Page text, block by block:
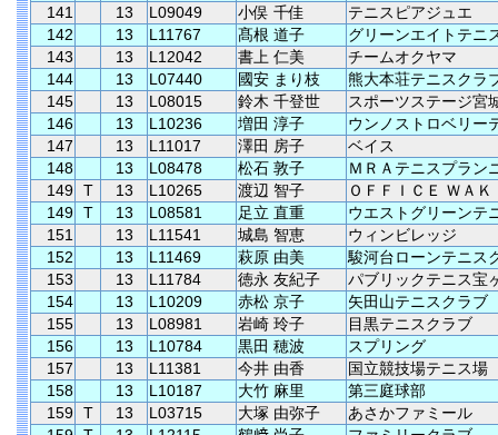
141
13 L09049 小俣 千佳
テニスピアジュエ
142
13 L11767 髙根 道子
グリーンエイトテニ
143
13 L12042 書上 仁美
チームオクヤマ
144
13 L07440 國安 まり枝
熊大本荘テニスクラ
145
13 L08015 鈴木 千登世
スポーツステージ宮
146
13 L10236 増田 淳子
ウンノストロベリー
147
13 L11017 澤田 房子
ベイス
148
13 L08478 松石 敦子
ＭＲＡテニスプラン
149 T 13 L10265 渡辺 智子
ＯＦＦＩＣＥ ＷＡＫ
149 T 13 L08581 足立 直重
ウエストグリーンテ
151
13 L11541 城島 智恵
ウィンビレッジ
152
13 L11469 萩原 由美
駿河台ローンテニス
153
13 L11784 徳永 友紀子
パブリックテニス宝
154
13 L10209 赤松 京子
矢田山テニスクラブ
155
13 L08981 岩崎 玲子
目黒テニスクラブ
156
13 L10784 黒田 穂波
スプリング
157
13 L11381 今井 由香
国立競技場テニス場
158
13 L10187 大竹 麻里
第三庭球部
159 T 13 L03715 大塚 由弥子
あさかファミール